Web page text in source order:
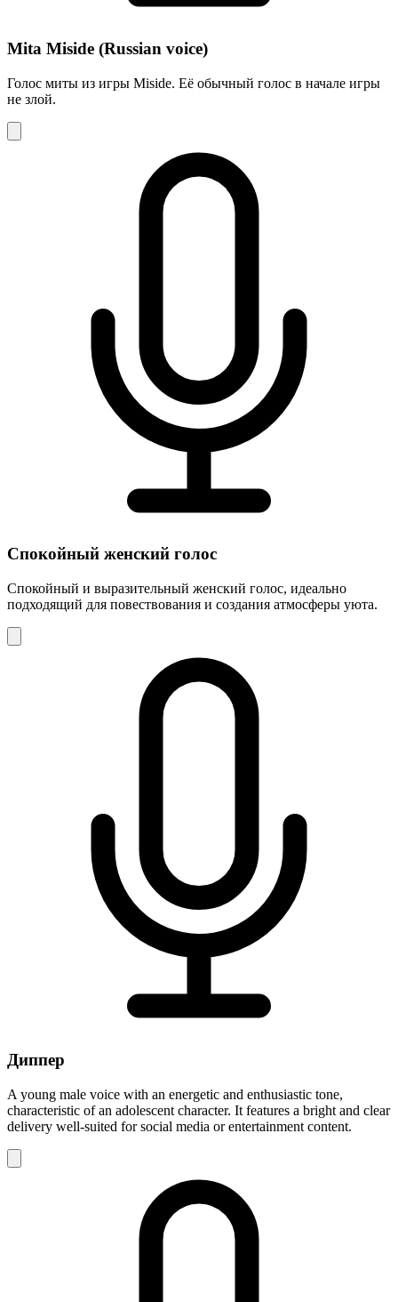
Mita Miside (Russian voice)
Голос миты из игры Miside. Её обычный голос в начале игры
не злой.
Спокойный женский голос
Спокойный и выразительный женский голос, идеально
подходящий для повествования и создания атмосферы уюта.
Диппер
A young male voice with an energetic and enthusiastic tone,
characteristic of an adolescent character. It features a bright and clear
delivery well-suited for social media or entertainment content.